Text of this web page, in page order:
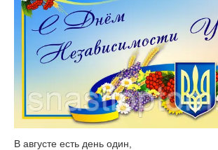
В августе есть день один,